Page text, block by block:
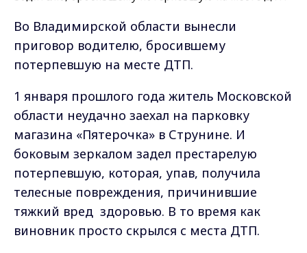
Во Владимирской области вынесли
приговор водителю, бросившему
потерпевшую на месте ДТП.
1 января прошлого года житель Московской
области неудачно заехал на парковку
магазина «Пятерочка» в Струнине. И
боковым зеркалом задел престарелую
потерпевшую, которая, упав, получила
телесные повреждения, причинившие
тяжкий вред здоровью. В то время как
виновник просто скрылся с места ДТП.